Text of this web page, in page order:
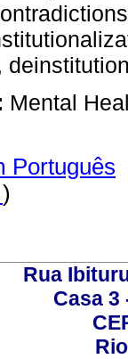
Mental
Português
)
Rua
Casa 3